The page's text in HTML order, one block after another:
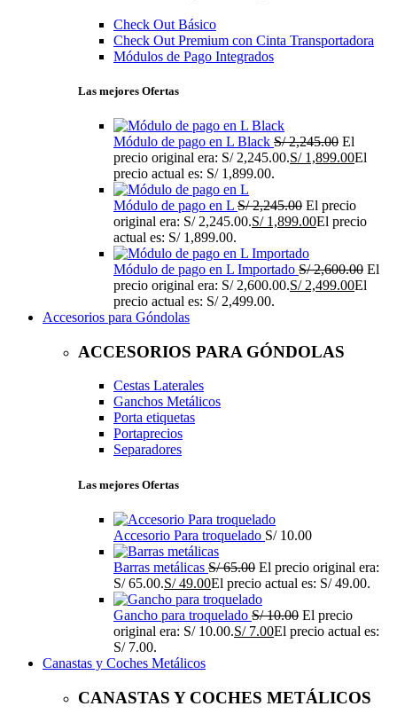
Check Out Básico
Check Out Premium con Cinta Transportadora
Módulos de Pago Integrados
Las mejores Ofertas
Módulo de pago en L Black S/2,245.00 El
precio original era: S/ 2,245.00.S/1,899.00El
precio actual es: S/ 1,899.00.
Módulo de pago en L S/2,245.00 El precio
original era: S/ 2,245.00.S/1,899.00El precio
actual es: S/ 1,899.00.
Módulo de pago en L Importado S/2,600.00 El
precio original era: S/ 2,600.00.S/2,499.00El
precio actual es: S/ 2,499.00.
Accesorios para Góndolas
ACCESORIOS PARA GÓNDOLAS
Cestas Laterales
Ganchos Metálicos
Porta etiquetas
Portaprecios
Separadores
Las mejores Ofertas
Accesorio Para troquelado S/10.00
Barras metálicas S/65.00 El precio original era:
S/ 65.00.S/49.00El precio actual es: S/ 49.00.
Gancho para troquelado S/10.00 El precio
original era: S/ 10.00.S/7.00El precio actual es:
S/ 7.00.
Canastas y Coches Metálicos
CANASTAS Y COCHES METÁLICOS